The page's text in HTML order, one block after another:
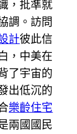
，批準就
調。訪問
計彼此信
，中美在
了宇宙的
出低沉的
樂齡住宅
兩國國民